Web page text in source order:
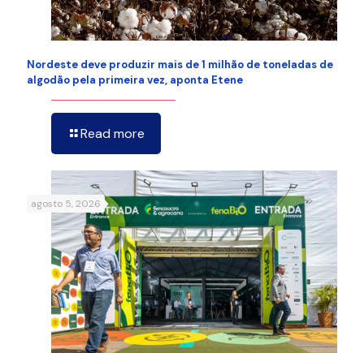
Nordeste deve produzir mais de 1 milhão de toneladas de
algodão pela primeira vez, aponta Etene
Read more
agosto 5, 2026